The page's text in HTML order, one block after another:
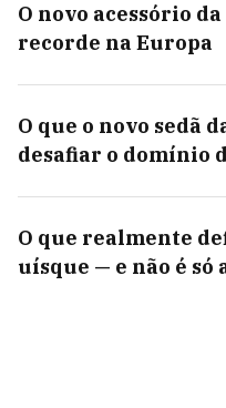
O novo acessório
recorde na Europa
O que o novo sedã
desafiar o domínio
O que realmente
uísque — e não é só